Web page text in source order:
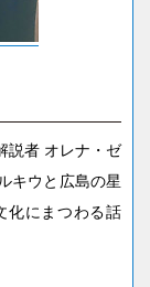
説者 オレナ・ゼ
キウと広島の星
化にまつわる話